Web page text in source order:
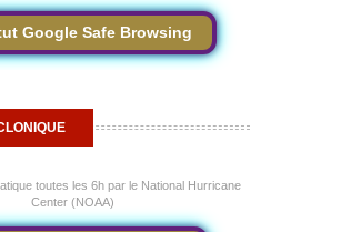
Google Safe Browsing
toutes les 6h par le National Hurricane
Center (NOAA)